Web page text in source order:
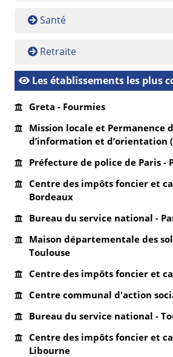
Santé
Retraite
Les établissements les plus
Greta - Fourmies
Mission locale et Permanence
d’information et d’orientation
Préfecture de police de Paris -
Centre des impôts foncier et
Bordeaux
Bureau du service national -
Maison départementale des
Toulouse
Centre des impôts foncier et
Centre communal d'action
Bureau du service national -
Centre des impôts foncier et
Libourne